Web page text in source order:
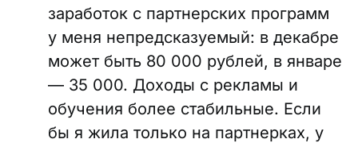
заработок с партнерских программ
у меня непредсказуемый: в декабре
может быть 80 000 рублей, в январе
— 35 000. Доходы с рекламы и
обучения более стабильные. Если
бы я жила только на партнерках, у